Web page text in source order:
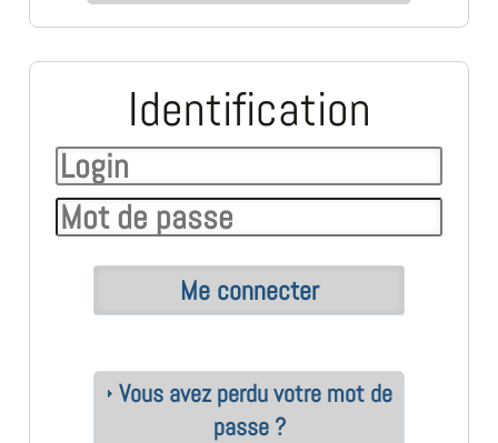
Identification
Vous avez perdu votre mot de
passe ?